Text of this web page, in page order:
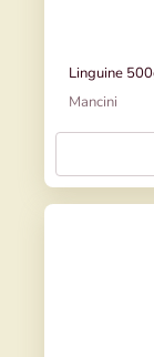
Linguine
Mancini